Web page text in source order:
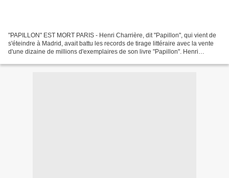
"PAPILLON" EST MORT PARIS - Henri Charrière, dit "Papillon", qui vient de
s'éteindre à Madrid, avait battu les records de tirage littéraire avec la vente
d'une dizaine de millions d'exemplaires de son livre "Papillon". Henri